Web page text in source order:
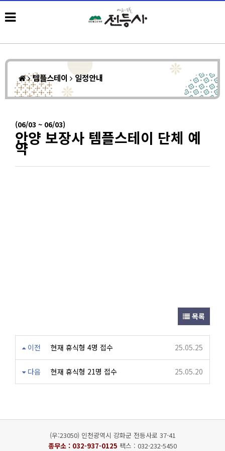
템플스테이 일정안내
(06/03 ~ 06/03)
안양 보장사 템플스테이 단체 예
약
목록
이전 현재 휴식형 4명 접수 25.05.25
다음 현재 휴식형 21명 접수 25.05.20
(우:23050) 인천광역시 강화군 전등사로 37-41
종무소 : 032-937-0125 팩스 : 032-232-5450